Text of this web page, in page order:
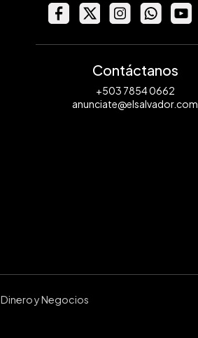
Contáctanos
+503 7854 0662
anunciate@elsalvador.com
Dinero y Negocios